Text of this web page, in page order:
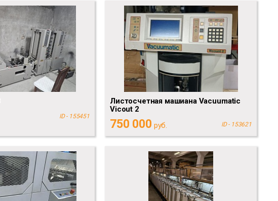
ID - 155451
Листосчетная машиана Vacuumatic
Vicout 2
750 000 руб. ID - 153621